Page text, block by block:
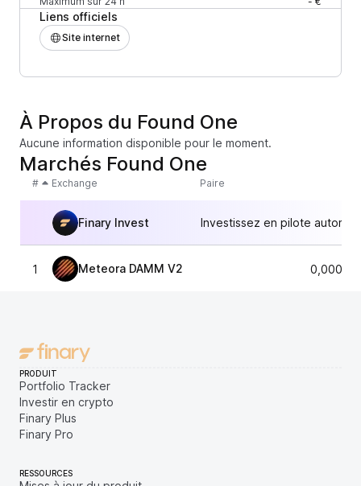
Liens officiels
Site internet
À Propos du Found One
Aucune information disponible pour le moment.
Marchés Found One
# Exchange Paire
Finary Invest Investissez en pilote
1 Meteora DAMM V2
PRODUIT
Portfolio Tracker
Investir en crypto
Finary Plus
Finary Pro
RESSOURCES